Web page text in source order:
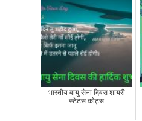
भारतीय वायु सेना दिवस शायरी
स्टेटस कोट्स